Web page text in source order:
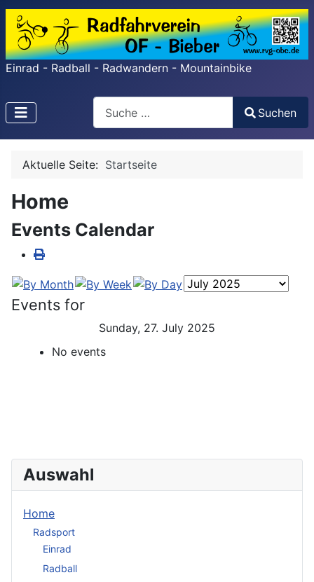
Einrad - Radball - Radwandern - Mountainbike
Search
Type 2 or more characters for results.
Suchen
Aktuelle Seite: Startseite
Home
Events Calendar
Events for
Sunday, 27. July 2025
No events
Auswahl
Home
Radsport
Einrad
Radball